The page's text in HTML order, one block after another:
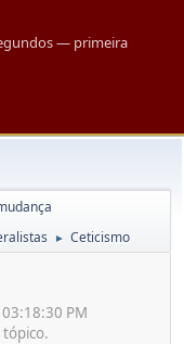
— primeira
► Ceticismo
PM
tópico.